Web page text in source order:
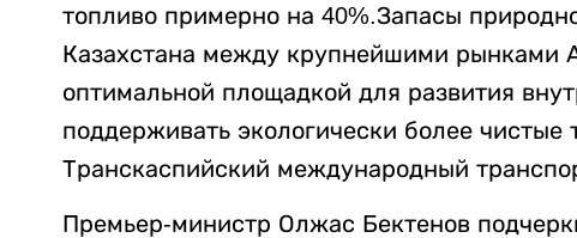
топливо примерно на 40%.Запасы
Казахстана между крупнейшими рынками
оптимальной площадкой для развития
поддерживать экологически более
Транскаспийский международный
Премьер-министр Олжас Бектенов